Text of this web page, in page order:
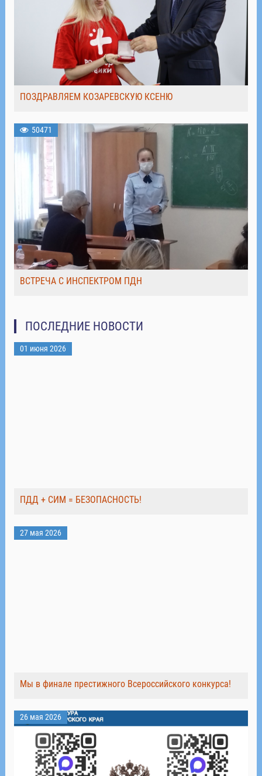
ПОЗДРАВЛЯЕМ КОЗАРЕВСКУЮ КСЕНЮ
50471
ВСТРЕЧА С ИНСПЕКТРОМ ПДН
ПОСЛЕДНИЕ НОВОСТИ
01 июня 2026
ПДД + СИМ = БЕЗОПАСНОСТЬ!
27 мая 2026
Мы в финале престижного Всероссийского конкурса!
26 мая 2026